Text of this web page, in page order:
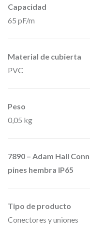
0
c
I
5
c
n
t
Capacidad
65 pF/m
Material de cubierta
PVC
Peso
0,05 kg
7890 – Adam Hall
pines hembra IP65
Tipo de producto
Conectores y uniones